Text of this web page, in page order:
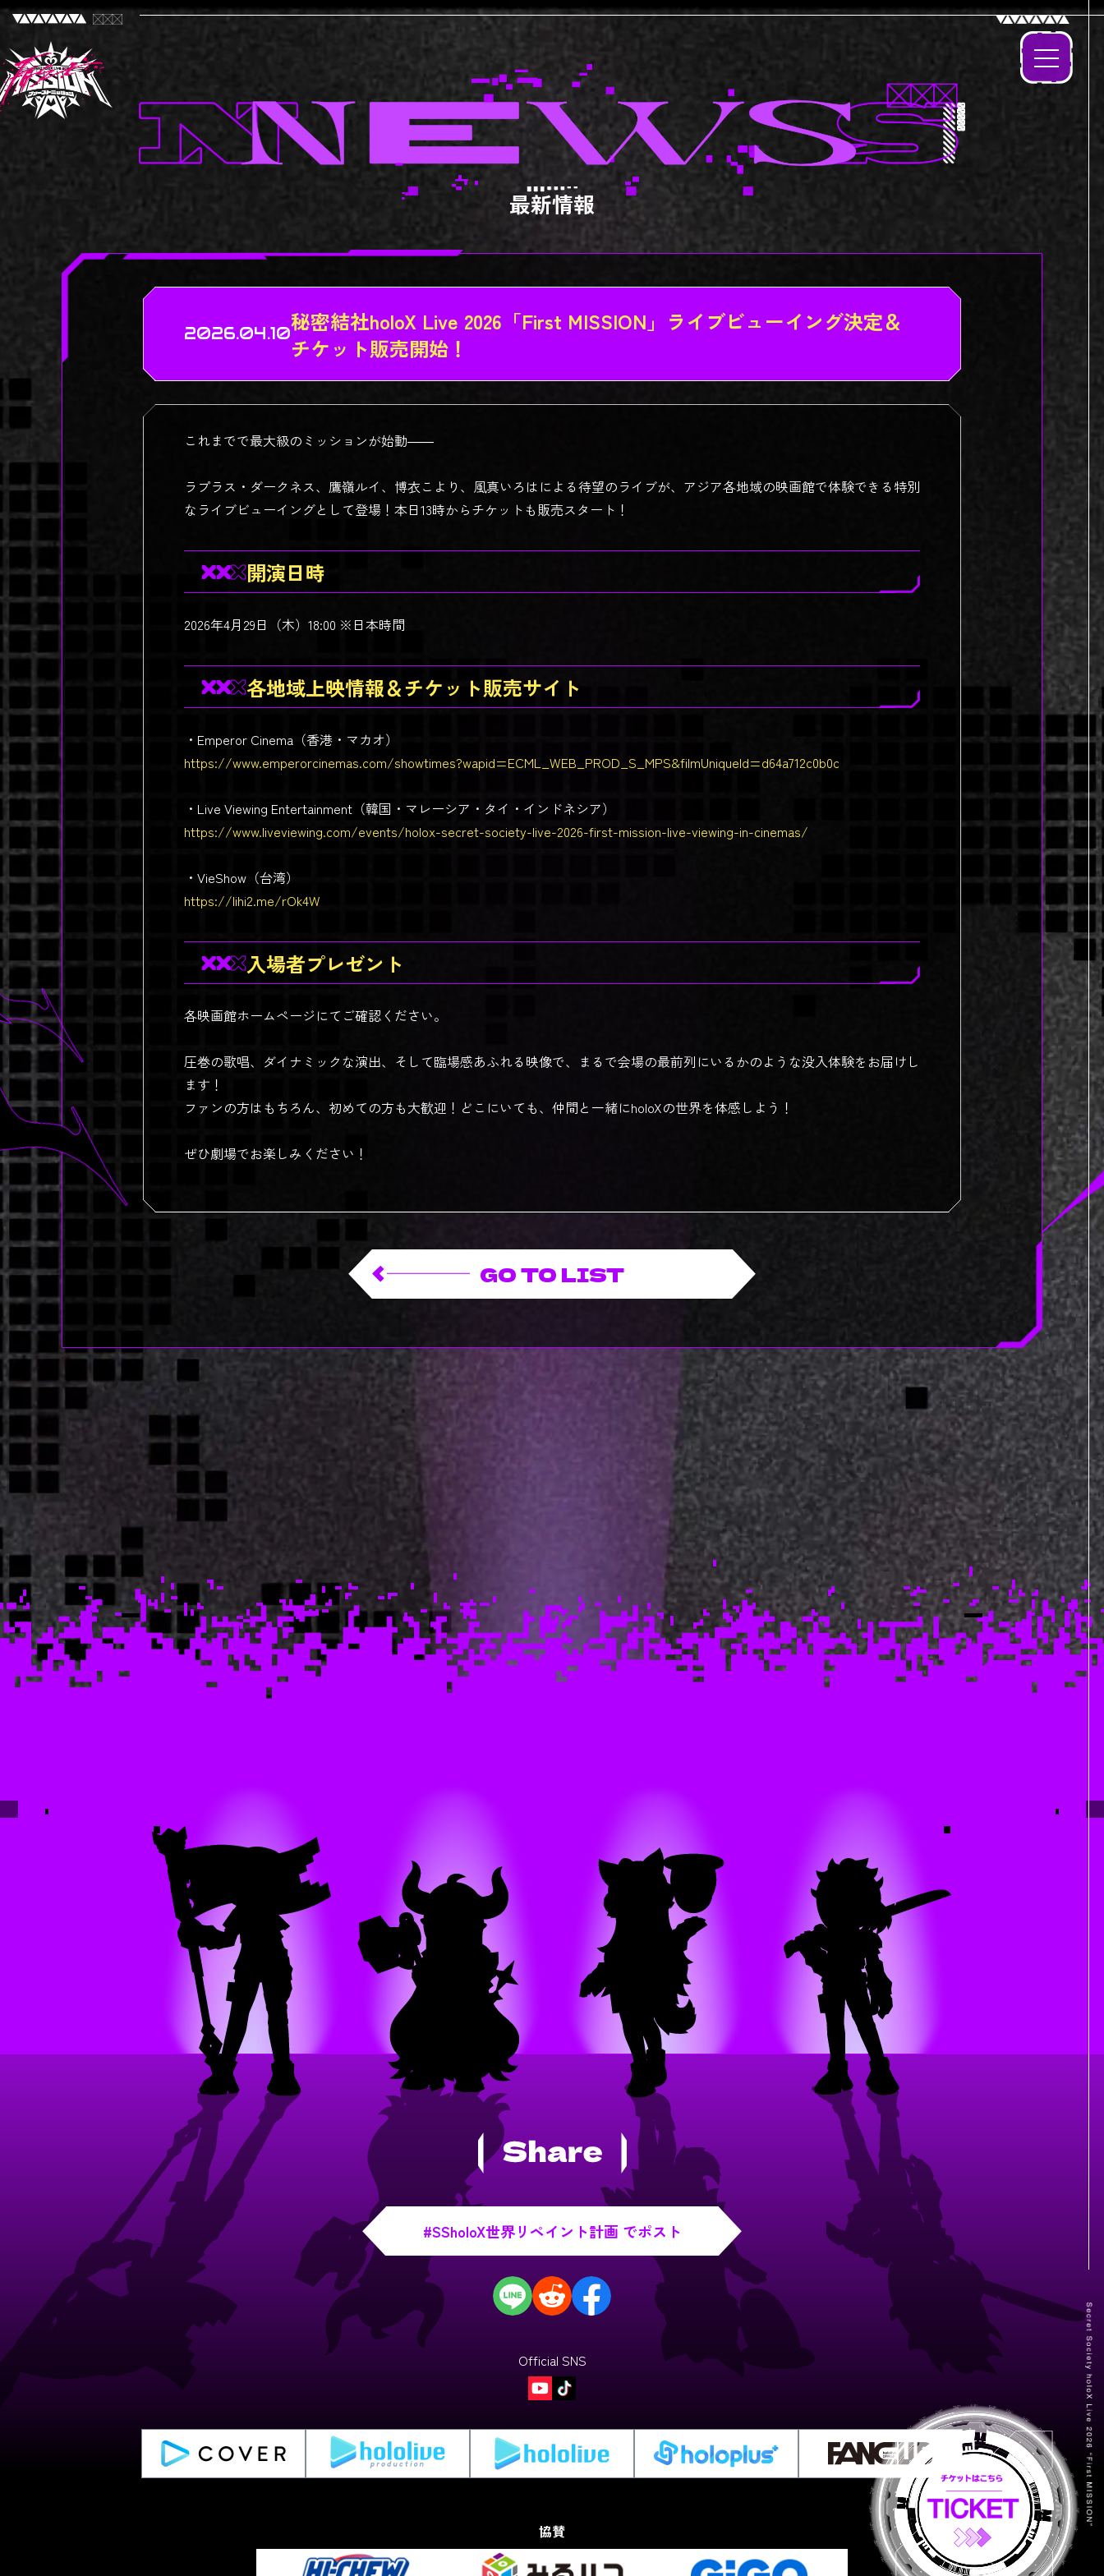
最新情報
2026.04.10秘密結社holoX Live 2026「First MISSION」ライブビューイング決定＆
チケット販売開始！
これまでで最大級のミッションが始動――
ラプラス・ダークネス、鷹嶺ルイ、博衣こより、風真いろはによる待望のライブが、アジア各地域の映画館で体験できる特別
なライブビューイングとして登場！本日13時からチケットも販売スタート！
開演日時
2026年4月29日（木）18:00 ※日本時間
各地域上映情報＆チケット販売サイト
・Emperor Cinema（香港・マカオ）
https://www.emperorcinemas.com/showtimes?wapid=ECML_WEB_PROD_S_MPS&filmUniqueId=d64a712c0b0c
・Live Viewing Entertainment（韓国・マレーシア・タイ・インドネシア）
https://www.liveviewing.com/events/holox-secret-society-live-2026-first-mission-live-viewing-in-cinemas/
・VieShow（台湾）
https://lihi2.me/rOk4W
入場者プレゼント
各映画館ホームページにてご確認ください。
圧巻の歌唱、ダイナミックな演出、そして臨場感あふれる映像で、まるで会場の最前列にいるかのような没入体験をお届けし
ます！
ファンの方はもちろん、初めての方も大歓迎！どこにいても、仲間と一緒にholoXの世界を体感しよう！
ぜひ劇場でお楽しみください！
GO TO LIST
#SSholoX世界リペイント計画 でポスト
Official SNS
協賛